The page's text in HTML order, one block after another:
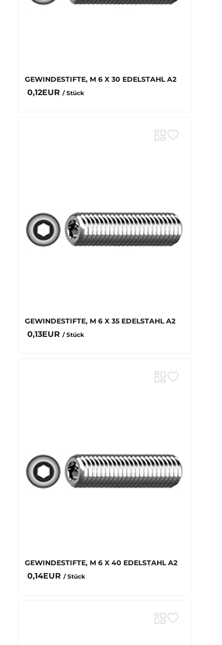
GEWINDESTIFTE, M 6 X 30 EDELSTAHL A2
0,12EUR / Stück
GEWINDESTIFTE, M 6 X 35 EDELSTAHL A2
0,13EUR / Stück
GEWINDESTIFTE, M 6 X 40 EDELSTAHL A2
0,14EUR / Stück